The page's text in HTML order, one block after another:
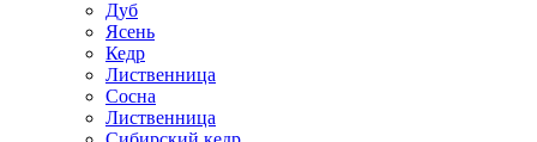
Дуб
Ясень
Кедр
Лиственница
Сосна
Лиственница